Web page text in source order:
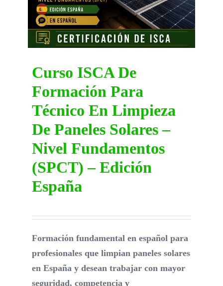
DIRECTORY
CONTACT
Curso ISCA De
Formación Para
Técnico En Limpieza
De Paneles Solares –
Nivel Fundamentos
(SPCT) – Edición
España
Formación fundamental en español para
profesionales que limpian paneles solares
en España y desean trabajar con mayor
seguridad, competencia y